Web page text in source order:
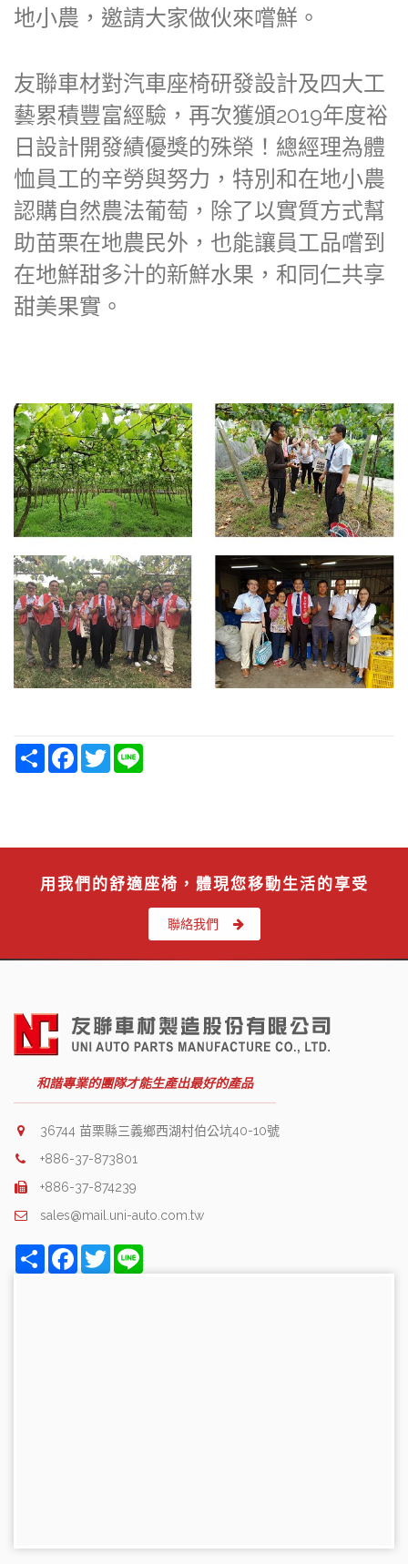
地小農，邀請大家做伙來嚐鮮。
友聯車材對汽車座椅研發設計及四大工
藝累積豐富經驗，再次獲頒2019年度裕
日設計開發績優獎的殊榮！總經理為體
恤員工的辛勞與努力，特別和在地小農
認購自然農法葡萄，除了以實質方式幫
助苗栗在地農民外，也能讓員工品嚐到
在地鮮甜多汁的新鮮水果，和同仁共享
甜美果實。
Share FacebookTwitter
用我們的舒適座椅，體現您移動生活的享受
聯絡我們
和諧專業的團隊才能生產出最好的產品
36744 苗栗縣三義鄉西湖村伯公坑40-10號
+886-37-873801
+886-37-874239
sales@mail.uni-auto.com.tw
Share Facebook
Twitter